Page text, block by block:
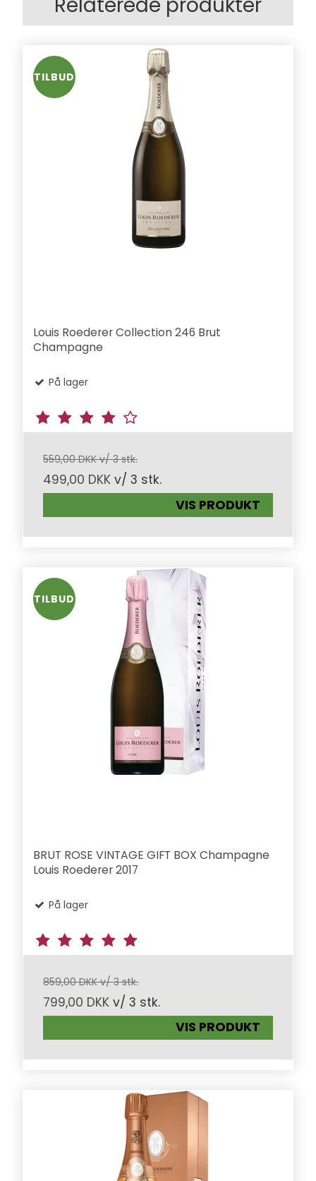
Relaterede produkter
TILBUD
Louis Roederer Collection 246 Brut
Champagne
På lager
559,00 DKK v/ 3 stk.
499,00 DKK v/ 3 stk.
VIS PRODUKT
TILBUD
BRUT ROSE VINTAGE GIFT BOX Champagne
Louis Roederer 2017
På lager
859,00 DKK v/ 3 stk.
799,00 DKK v/ 3 stk.
VIS PRODUKT